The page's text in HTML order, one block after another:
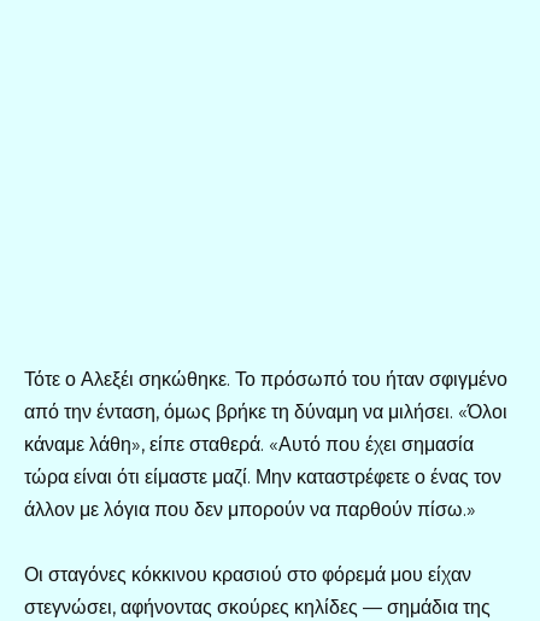
Τότε ο Αλεξέι σηκώθηκε. Το πρόσωπό του ήταν σφιγμένο
από την ένταση, όμως βρήκε τη δύναμη να μιλήσει. «Όλοι
κάναμε λάθη», είπε σταθερά. «Αυτό που έχει σημασία
τώρα είναι ότι είμαστε μαζί. Μην καταστρέφετε ο ένας τον
άλλον με λόγια που δεν μπορούν να παρθούν πίσω.»
Οι σταγόνες κόκκινου κρασιού στο φόρεμά μου είχαν
στεγνώσει, αφήνοντας σκούρες κηλίδες — σημάδια της